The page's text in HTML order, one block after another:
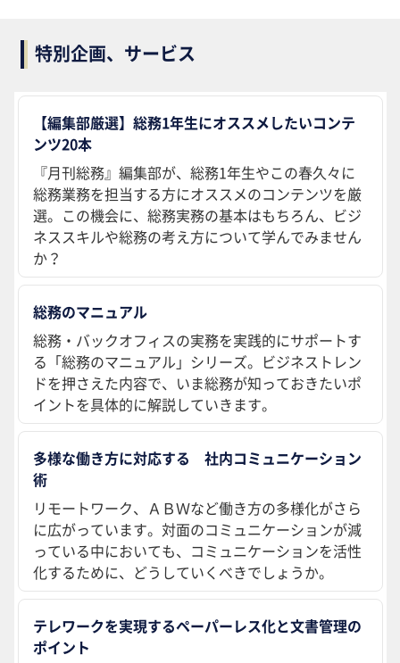
特別企画、サービス
【編集部厳選】総務1年生にオススメしたいコンテ
ンツ20本
『月刊総務』編集部が、総務1年生やこの春久々に
総務業務を担当する方にオススメのコンテンツを厳
選。この機会に、総務実務の基本はもちろん、ビジ
ネススキルや総務の考え方について学んでみません
か？
総務のマニュアル
総務・バックオフィスの実務を実践的にサポートす
る「総務のマニュアル」シリーズ。ビジネストレン
ドを押さえた内容で、いま総務が知っておきたいポ
イントを具体的に解説していきます。
多様な働き方に対応する 社内コミュニケーション
術
リモートワーク、ＡＢＷなど働き方の多様化がさら
に広がっています。対面のコミュニケーションが減
っている中においても、コミュニケーションを活性
化するために、どうしていくべきでしょうか。
テレワークを実現するペーパーレス化と文書管理の
ポイント